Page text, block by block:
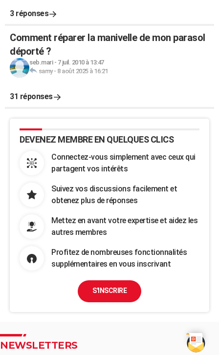
3 réponses
Comment réparer la manivelle de mon parasol
déporté ?
seb.mari- 7 juil. 2010 à 13:47
samy- 8 août 2025 à 16:21
31 réponses
DEVENEZ MEMBRE EN QUELQUES CLICS
Connectez-vous simplement avec ceux qui
partagent vos intérêts
Suivez vos discussions facilement et
obtenez plus de réponses
Mettez en avant votre expertise et aidez les
autres membres
Profitez de nombreuses fonctionnalités
supplémentaires en vous inscrivant
S'INSCRIRE
NEWSLETTERS